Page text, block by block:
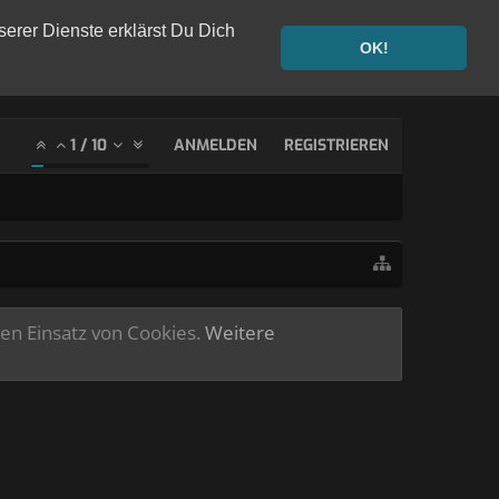
Dienste erklärst Du Dich
OK!
1 / 10 ANMELDEN REGISTRIEREN
Einsatz von Cookies. Weitere